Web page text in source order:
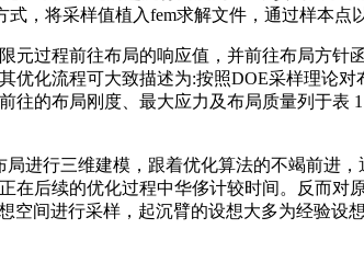
，将采样值植入fem求解文件，通过样本点
过程前往布局的响应值，并前往布局方针
化流程可大致描述为:按照DOE采样理论
的布局刚度、最大应力及布局质量列于表
行三维建模，跟着优化算法的不竭前进，
在后续的优化过程中华侈计较时间。反而对
空间进行采样，起沉臂的设想大多为经验设